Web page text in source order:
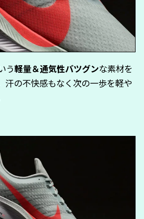
う軽量＆通気性バツグンな素材を
汗の不快感もなく次の一歩を軽や